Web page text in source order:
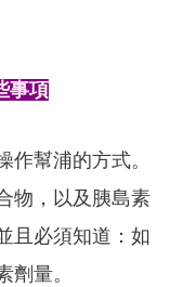
事項
作幫浦的方式。
物，以及胰島素
且必須知道：如
劑量。